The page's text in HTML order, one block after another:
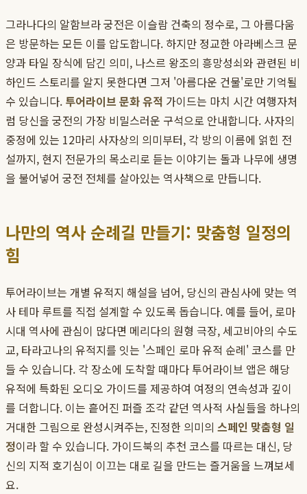
그라나다의 알함브라 궁전은 이슬람 건축의 정수로, 그 아름다움
은 방문하는 모든 이를 압도합니다. 하지만 정교한 아라베스크 문
양과 타일 장식에 담긴 의미, 나스르 왕조의 흥망성쇠와 관련된 비
하인드 스토리를 알지 못한다면 그저 '아름다운 건물'로만 기억될
수 있습니다. 투어라이브 문화 유적 가이드는 마치 시간 여행자처
럼 당신을 궁전의 가장 비밀스러운 구석으로 안내합니다. 사자의
중정에 있는 12마리 사자상의 의미부터, 각 방의 이름에 얽힌 전
설까지, 현지 전문가의 목소리로 듣는 이야기는 돌과 나무에 생명
을 불어넣어 궁전 전체를 살아있는 역사책으로 만듭니다.
나만의 역사 순례길 만들기: 맞춤형 일정의
힘
투어라이브는 개별 유적지 해설을 넘어, 당신의 관심사에 맞는 역
사 테마 루트를 직접 설계할 수 있도록 돕습니다. 예를 들어, 로마
시대 역사에 관심이 많다면 메리다의 원형 극장, 세고비아의 수도
교, 타라고나의 유적지를 잇는 '스페인 로마 유적 순례' 코스를 만
들 수 있습니다. 각 장소에 도착할 때마다 투어라이브 앱은 해당
유적에 특화된 오디오 가이드를 제공하여 여정의 연속성과 깊이
를 더합니다. 이는 흩어진 퍼즐 조각 같던 역사적 사실들을 하나의
거대한 그림으로 완성시켜주는, 진정한 의미의 스페인 맞춤형 일
정이라 할 수 있습니다. 가이드북의 추천 코스를 따르는 대신, 당
신의 지적 호기심이 이끄는 대로 길을 만드는 즐거움을 느껴보세
요.